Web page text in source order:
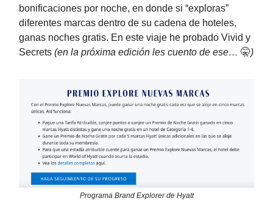
bonificaciones por noche, en donde si “exploras”
diferentes marcas dentro de su cadena de hoteles,
ganas noches gratis. En este viaje he probado Vivid y
Secrets (en la próxima edición les cuento de ese… 🤫)
Programa Brand Explorer de Hyatt